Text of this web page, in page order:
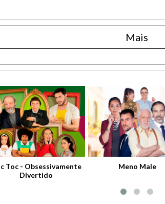
Mais
Toc - Obsessivamente
Divertido
Meno Male